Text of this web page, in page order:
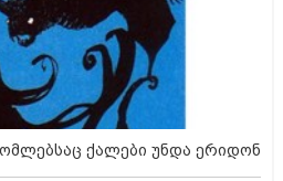
ქალები უნდა ერიდონ